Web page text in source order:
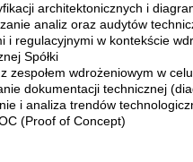
architektonicznych i
analiz oraz audytów
i regulacyjnymi w kontekście
Spółki
zespołem wdrożeniowym w
dokumentacji technicznej
i analiza trendów
(Proof of Concept)